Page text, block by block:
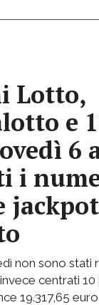
Lotto,
e
6
i
jackpot
non sono stati
centrati 10
19.317,65 euro